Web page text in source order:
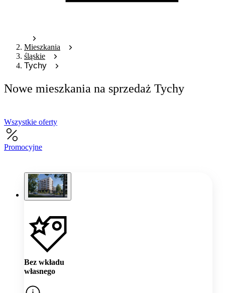
Mieszkania
śląskie
Tychy
Nowe mieszkania na sprzedaż Tychy
Wszystkie oferty
Promocyjne
Bez wkładu
własnego